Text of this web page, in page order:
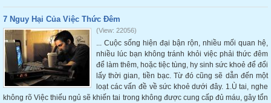
7 Nguy Hại Của Việc Thức Đêm
(View: 22056)
... Cuộc sống hiện đại bận rộn, nhiều mối quan hệ,
nhiều lúc bạn không tránh khỏi việc phải thức đêm
để làm thêm, hoặc tiệc tùng, hy sinh sức khoẻ để đổi
lấy thời gian, tiền bạc. Từ đó cũng sẽ dẫn đến một
loạt các vấn đề về sức khoẻ dưới đây. 1.Ù tai, nghe
không rõ Việc thiếu ngủ sẽ khiến tai trong không được cung cấp đủ máu, gây tổn